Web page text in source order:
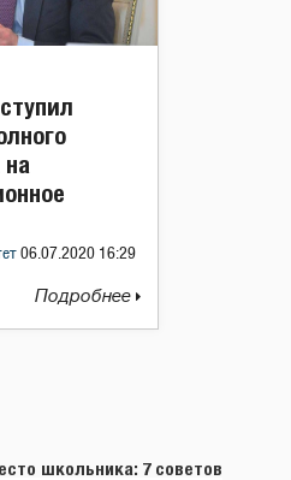
на
06.07.2020 16:29
Подробнее
школьника: 7 советов